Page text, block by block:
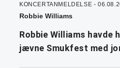
KONCERTANMELDELSE -
Robbie Williams
Robbie Williams havde
jævne Smukfest med